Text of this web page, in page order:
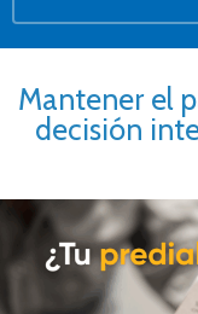
Mantener el
decisión